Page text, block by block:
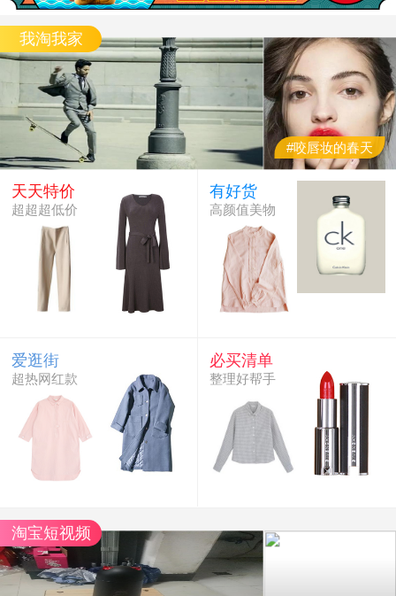
我淘我家
#咬唇妆的春天
天天特价
超超超低价
有好货
高颜值美物
爱逛街
超热网红款
必买清单
整理好帮手
淘宝短视频